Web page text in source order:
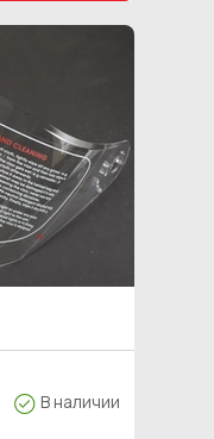
В наличии